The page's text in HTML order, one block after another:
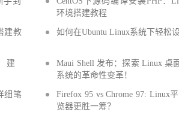
环境搭建教程
建教
如何在Ubuntu Linux系统下轻松
建
Maui Shell 发布：探索 Linux 桌
系统的革命性变革！
细笔
Firefox 95 vs Chrome 97: Linux
览器更胜一筹？